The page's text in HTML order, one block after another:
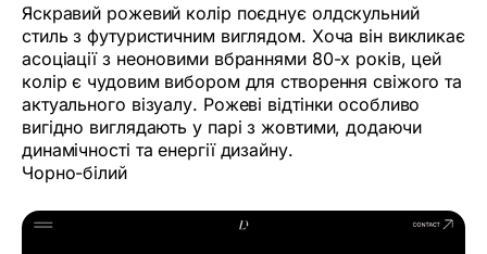
Яскравий рожевий колір поєднує олдскульний
стиль з футуристичним виглядом. Хоча він викликає
асоціації з неоновими вбраннями 80-х років, цей
колір є чудовим вибором для створення свіжого та
актуального візуалу. Рожеві відтінки особливо
вигідно виглядають у парі з жовтими, додаючи
динамічності та енергії дизайну.
Чорно-білий